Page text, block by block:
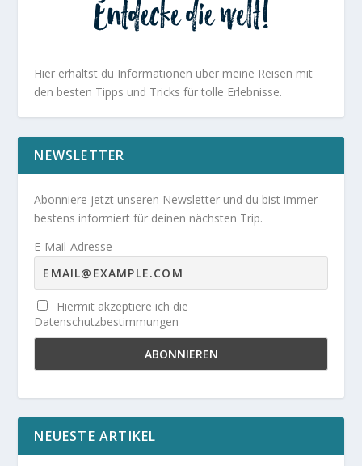
Hier erhältst du Informationen über meine Reisen mit
den besten Tipps und Tricks für tolle Erlebnisse.
NEWSLETTER
Abonniere jetzt unseren Newsletter und du bist immer
bestens informiert für deinen nächsten Trip.
E-Mail-Adresse
Hiermit akzeptiere ich die
Datenschutzbestimmungen
NEUESTE ARTIKEL